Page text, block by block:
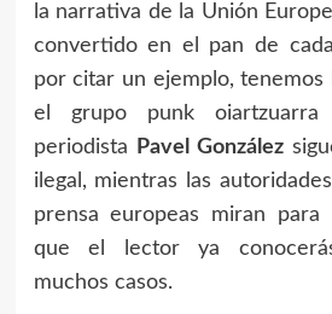
la narrativa de la Unión
convertido en el pan de
por citar un ejemplo, tenemos
el grupo punk oiartzuarra
periodista
Pavel González
ilegal, mientras las
prensa europeas miran
que el lector ya
muchos casos.